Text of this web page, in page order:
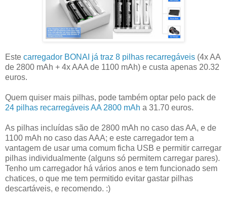
Este carregador BONAI já traz 8 pilhas recarregáveis (4x AA
de 2800 mAh + 4x AAA de 1100 mAh) e custa apenas 20.32
euros.
Quem quiser mais pilhas, pode também optar pelo pack de
24 pilhas recarregáveis AA 2800 mAh a 31.70 euros.
As pilhas incluídas são de 2800 mAh no caso das AA, e de
1100 mAh no caso das AAA; e este carregador tem a
vantagem de usar uma comum ficha USB e permitir carregar
pilhas individualmente (alguns só permitem carregar pares).
Tenho um carregador há vários anos e tem funcionado sem
chatices, o que me tem permitido evitar gastar pilhas
descartáveis, e recomendo. :)